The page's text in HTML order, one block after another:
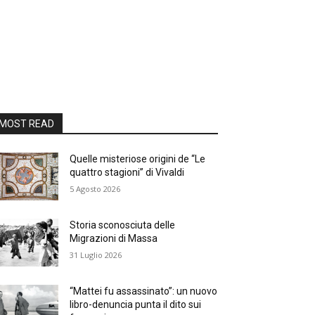
READ
Quelle misteriose origini de “Le
quattro stagioni” di Vivaldi
5 Agosto 2026
Storia sconosciuta delle
Migrazioni di Massa
31 Luglio 2026
“Mattei fu assassinato”: un nuovo
libro-denuncia punta il dito sui